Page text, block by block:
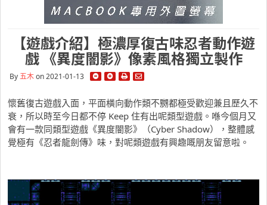
【遊戲介紹】極濃厚復古味忍者動作遊
戲 《異度闇影》像素風格獨立製作
By五木on 2021-01-13
懷舊復古遊戲入面，平面橫向動作類不嬲都極受歡迎兼且歷久不
衰，所以時至今日都不停 Keep 住有出呢類型遊戲。喺今個月又
會有一款同類型遊戲《異度闇影》（Cyber Shadow），整體感
覺極有《忍者龍劍傳》味，對呢類遊戲有興趣嘅朋友留意啦。